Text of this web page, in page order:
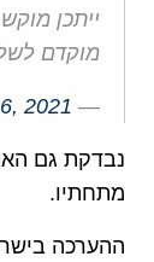
ייתכן
מוקדם
— Presamiga (@presamiga)
2021
נבדקת גם
מתחתיו.
ההערכה